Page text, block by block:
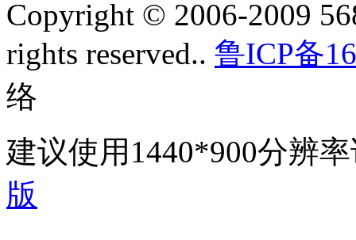
Copyright © 2006-2009
rights reserved.. 鲁ICP备
络
建议使用1440*900分辨
版